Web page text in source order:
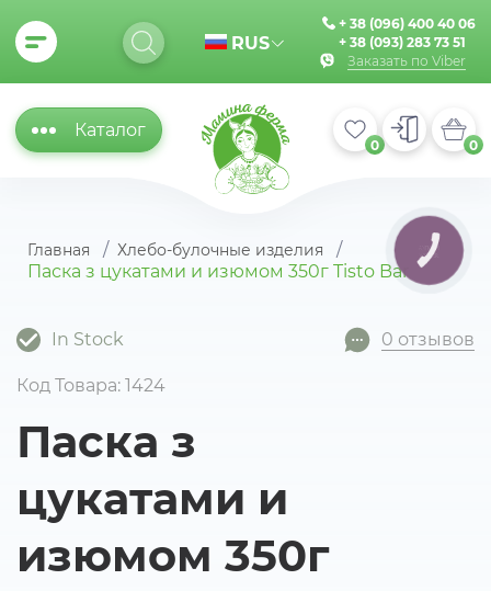
RUS
+ 38 (096) 400 40 06
+ 38 (093) 283 73 51
Заказать по Viber
Каталог
0 0
Главная Хлебо-булочные изделия
Паска з цукатами и изюмом 350г Tisto Bar
Код Товара: 1424
Паска з
цукатами и
изюмом 350г
In Stock 0 отзывов
КНОПКА
ЗВ'ЯЗКУ